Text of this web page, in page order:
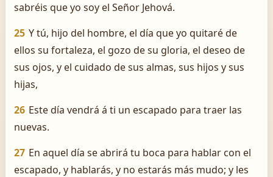
sabréis que yo soy el Señor Jehová.
25 Y tú, hijo del hombre, el día que yo quitaré de
ellos su fortaleza, el gozo de su gloria, el deseo de
sus ojos, y el cuidado de sus almas, sus hijos y sus
hijas,
26 Este día vendrá á ti un escapado para traer las
nuevas.
27 En aquel día se abrirá tu boca para hablar con el
escapado, y hablarás, y no estarás más mudo; y les